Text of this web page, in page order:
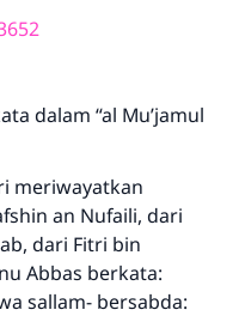
dalam “al Mu’jamul
meriwayatkan
an Nufaili, dari
dari Fitri bin
Abbas berkata:
sallam- bersabda: